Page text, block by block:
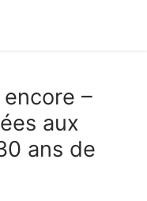
–
aux
ans de